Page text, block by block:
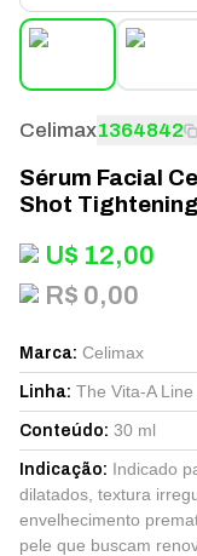
Celimax1364842
Sérum Facial
Shot
U$ 12,00
R$ 0,00
Marca: Celimax
Linha: The Vita-A
Conteúdo: 30 ml
Indicação: Indicado
dilatados, textura
envelhecimento
pele que buscam